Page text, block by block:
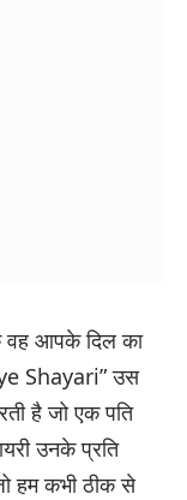
वह आपके दिल का
Shayari” उस
है जो एक पति
उनके प्रति
हम कभी ठीक से